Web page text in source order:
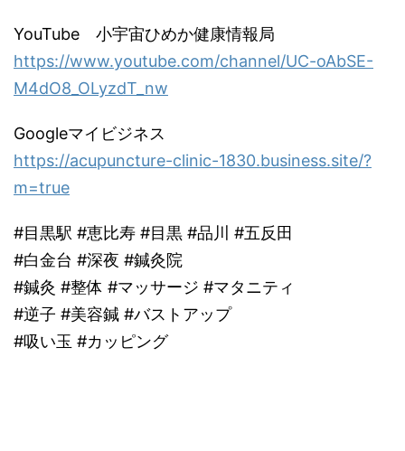
YouTube 小宇宙ひめか健康情報局
https://www.youtube.com/channel/UC-oAbSE-
M4dO8_OLyzdT_nw
Googleマイビジネス
https://acupuncture-clinic-1830.business.site/?
m=true
#目黒駅 #恵比寿 #目黒 #品川 #五反田
#白金台 #深夜 #鍼灸院
#鍼灸 #整体 #マッサージ #マタニティ
#逆子 #美容鍼 #バストアップ
#吸い玉 #カッピング